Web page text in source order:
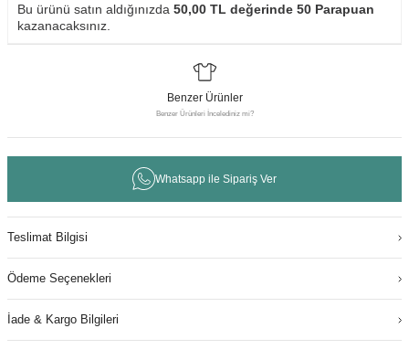
Bu ürünü satın aldığınızda 50,00 TL değerinde 50 Parapuan
kazanacaksınız.
Benzer Ürünler
Benzer Ürünleri İncelediniz mi?
Whatsapp ile Sipariş Ver
Teslimat Bilgisi
Ödeme Seçenekleri
İade & Kargo Bilgileri